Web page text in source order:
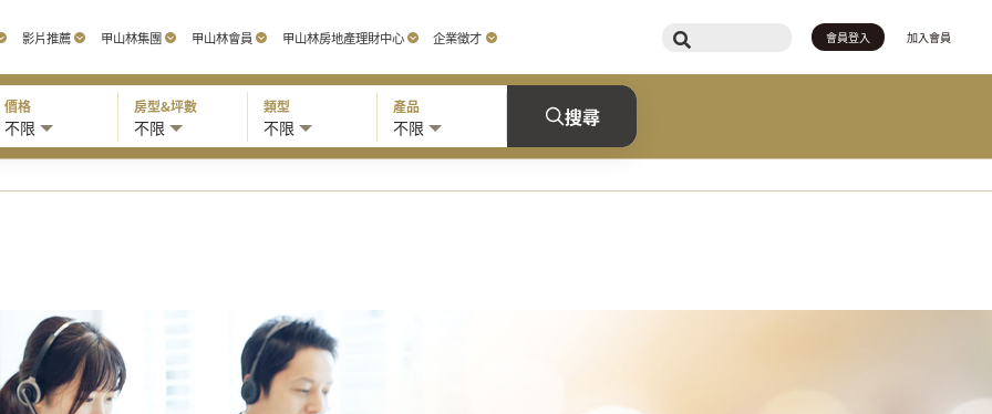
影片推薦 甲山林集團 甲山林會員 甲山林房地產理財中心 企業徵才 會員登入 加入會員
價格
不限
房型&坪數
不限
類型
不限
產品
不限 搜尋